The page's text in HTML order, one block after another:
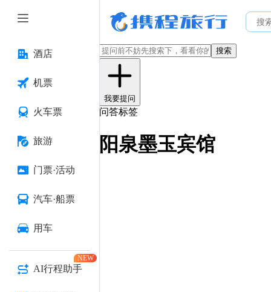
酒店
机票
火车票
旅游
门票·活动
汽车·船票
用车
AI行程助手
NEW
搜索
我要提问
问答标签
阳泉墨玉宾馆